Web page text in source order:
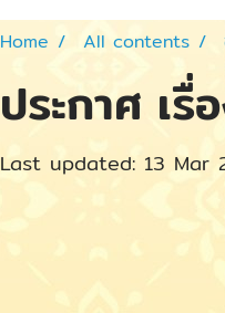
Home All contents
ประกาศ เรื่
Last updated: 13 Mar